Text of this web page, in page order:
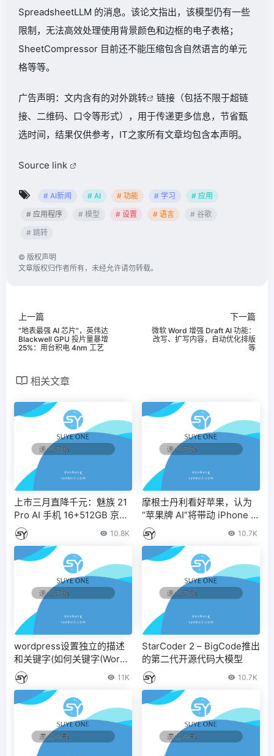
SpreadsheetLLM 的消息。该论文指出，该模型仍有一些
限制，无法高效处理使用背景颜色和边框的电子表格；
SheetCompressor 目前还不能压缩包含自然语言的单元
格等等。
广告声明：文内含有的对外跳转
链接（包括不限于超链
接、二维码、口令等形式），用于传递更多信息，节省甄
选时间，结果仅供参考，IT之家所有文章均包含本声明。
Source link
# AI新闻 # AI # 功能 # 学习
# 应用
# 应用程序
# 模型 # 设置 # 语言
# 谷歌
# 跳转
© 版权声明
文章版权归作者所有，未经允许请勿转载。
上一篇
“地表最强 AI 芯片”，英伟达
Blackwell GPU 投片量暴增
25%：用台积电 4nm 工艺
下一篇
微软 Word 增强 Draft AI 功能：
改写、扩写内容，自动优化排版
等
相关文章
上市三月直降千元：魅族 21
Pro AI 手机 16+512GB 京东
4389 元百亿补贴
10.8K
摩根士丹利看好苹果，认为
“苹果牌 AI”将带动 iPhone / i
Pad 等产品升级潮
10.7K
wordpress设置独立的描述
和关键字(如何关键字(WordP
ress自定义页面)
11K
StarCoder 2 – BigCode推出
的第二代开源代码大模型
10.7K